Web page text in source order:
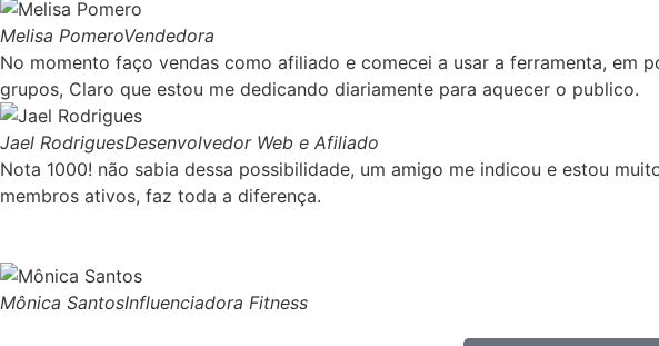
Melisa PomeroVendedora
No momento faço vendas como afiliado e comecei a usar a ferramenta, em
grupos, Claro que estou me dedicando diariamente para aquecer o publico.
Jael RodriguesDesenvolvedor Web e Afiliado
Nota 1000! não sabia dessa possibilidade, um amigo me indicou e estou
membros ativos, faz toda a diferença.
Mônica SantosInfluenciadora Fitness